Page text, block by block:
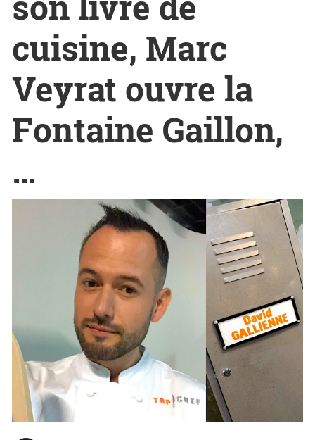
cuisine, Marc
Veyrat ouvre la
Fontaine Gaillon,
…